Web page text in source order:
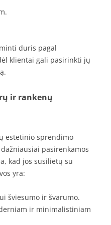
duris pagal
klientai gali pasirinkti jų
ir rankenų
estetinio sprendimo
pasirenkamos
kad jos susilietų su
yra:
šviesumo ir švarumo.
ir minimalistiniam